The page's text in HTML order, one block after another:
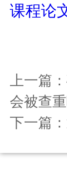
课程论
上一篇：
会被查
下一篇：